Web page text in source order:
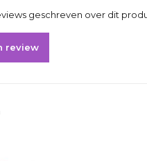
geschreven over dit
review